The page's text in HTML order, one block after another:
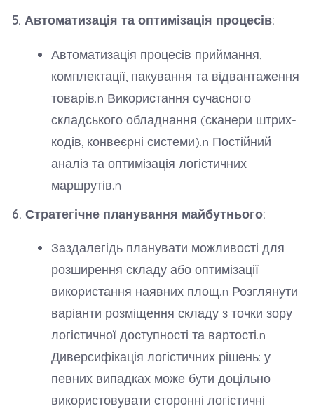
5. Автоматизація та оптимізація процесів:
Автоматизація процесів приймання,
комплектації, пакування та відвантаження
товарів.n Використання сучасного
складського обладнання (сканери штрих-
кодів, конвеєрні системи).n Постійний
аналіз та оптимізація логістичних
маршрутів.n
6. Стратегічне планування майбутнього:
Заздалегідь планувати можливості для
розширення складу або оптимізації
використання наявних площ.n Розглянути
варіанти розміщення складу з точки зору
логістичної доступності та вартості.n
Диверсифікація логістичних рішень: у
певних випадках може бути доцільно
використовувати сторонні логістичні